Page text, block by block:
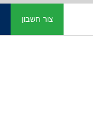
צור חשבון